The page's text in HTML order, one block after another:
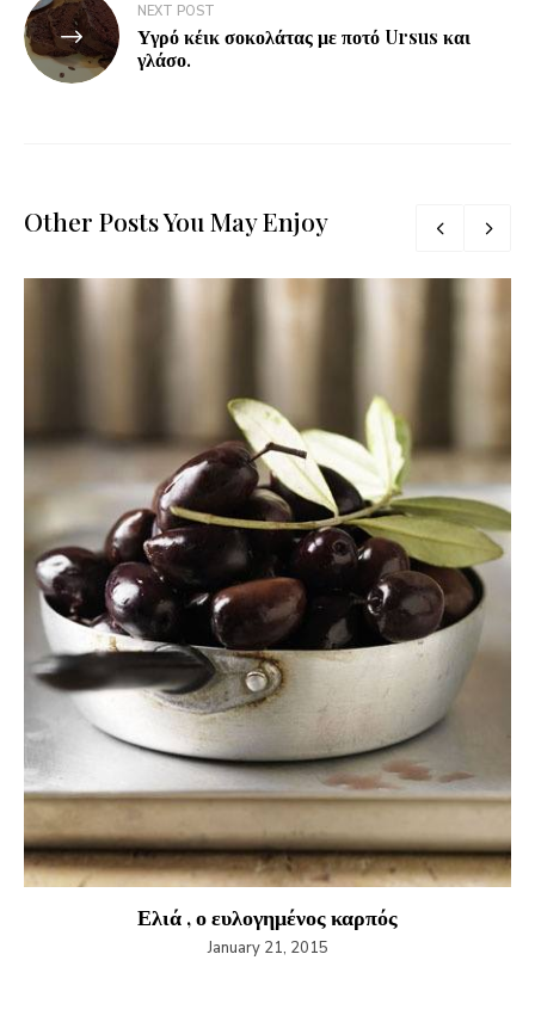
NEXT POST
Υγρό κέικ σοκολάτας με ποτό Ursus και
γλάσο.
Other Posts You May Enjoy
Ελιά , ο ευλογημένος καρπός
January 21, 2015